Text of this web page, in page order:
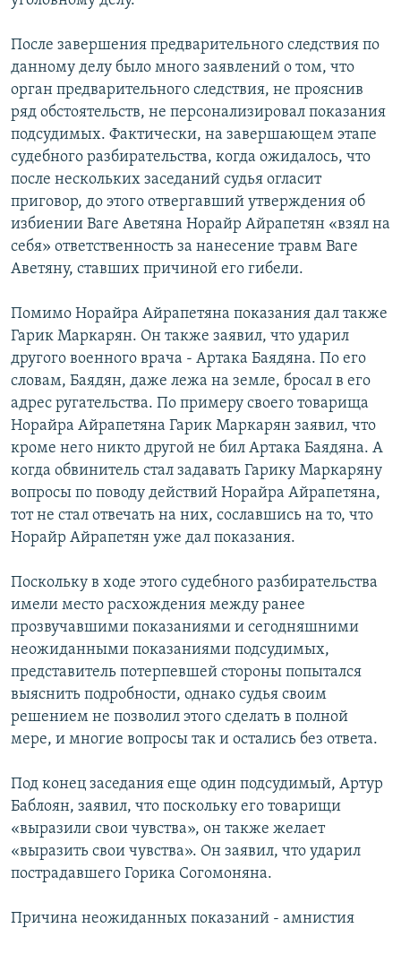
После завершения предварительного следствия по
данному делу было много заявлений о том, что
орган предварительного следствия, не прояснив
ряд обстоятельств, не персонализировал показания
подсудимых. Фактически, на завершающем этапе
судебного разбирательства, когда ожидалось, что
после нескольких заседаний судья огласит
приговор, до этого отвергавший утверждения об
избиении Ваге Аветяна Норайр Айрапетян «взял на
себя» ответственность за нанесение травм Ваге
Аветяну, ставших причиной его гибели.
Помимо Норайра Айрапетяна показания дал также
Гарик Маркарян. Он также заявил, что ударил
другого военного врача - Артака Баядяна. По его
словам, Баядян, даже лежа на земле, бросал в его
адрес ругательства. По примеру своего товарища
Норайра Айрапетяна Гарик Маркарян заявил, что
кроме него никто другой не бил Артака Баядяна. А
когда обвинитель стал задавать Гарику Маркаряну
вопросы по поводу действий Норайра Айрапетяна,
тот не стал отвечать на них, сославшись на то, что
Норайр Айрапетян уже дал показания.
Поскольку в ходе этого судебного разбирательства
имели место расхождения между ранее
прозвучавшими показаниями и сегодняшними
неожиданными показаниями подсудимых,
представитель потерпевшей стороны попытался
выяснить подробности, однако судья своим
решением не позволил этого сделать в полной
мере, и многие вопросы так и остались без ответа.
Под конец заседания еще один подсудимый, Артур
Баблоян, заявил, что поскольку его товарищи
«выразили свои чувства», он также желает
«выразить свои чувства». Он заявил, что ударил
пострадавшего Горика Согомоняна.
Причина неожиданных показаний - амнистия